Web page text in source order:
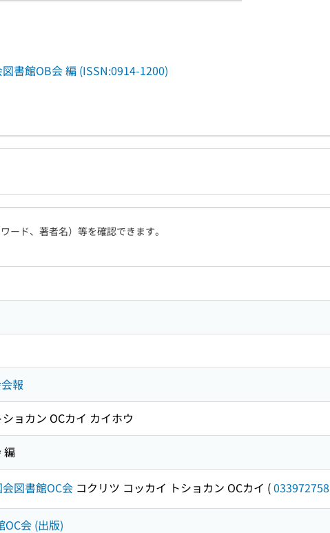
書館OB会 編 (ISSN:0914-1200)
ード、著者名）等を確認できます。
報
ョカン OCカイ カイホウ
編
図書館OC会 コクリツ コッカイ トショカン OCカイ (033972758
OC会 (出版)